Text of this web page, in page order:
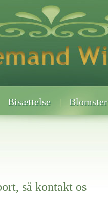
Bisættelse Blomster
så kontakt os